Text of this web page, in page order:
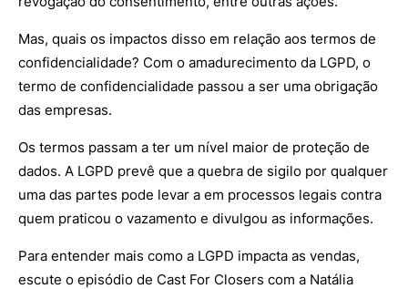
Mas, quais os impactos disso em relação aos termos de
confidencialidade? Com o amadurecimento da LGPD, o
termo de confidencialidade passou a ser uma obrigação
das empresas.
Os termos passam a ter um nível maior de proteção de
dados. A LGPD prevê que a quebra de sigilo por qualquer
uma das partes pode levar a em processos legais contra
quem praticou o vazamento e divulgou as informações.
Para entender mais como a LGPD impacta as vendas,
escute o episódio de Cast For Closers com a Natália